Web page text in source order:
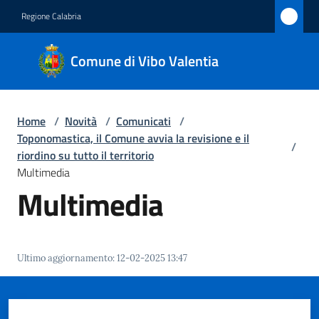
Regione Calabria
Comune di Vibo Valentia
Comune
di Vibo
Valentia
Amministrazione
Novità
Menu selezionato
Valentia
Home / Novità / Comunicati /
Toponomastica, il Comune avvia la revisione e il
riordino su tutto il territorio
/
Multimedia
Multimedia
Ultimo aggiornamento:12-02-2025 13:47